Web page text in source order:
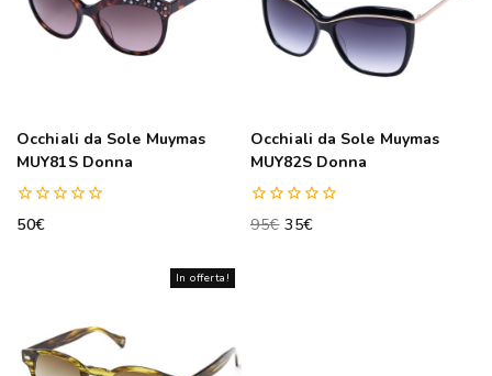
Occhiali da Sole Muymas
MUY81S Donna
0
out
50€
Occhiali da Sole Muymas
MUY82S Donna
0
out
95€ 35€
In offerta!